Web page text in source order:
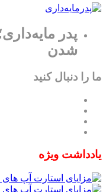
پدر
شدن
ما را دنبال کنید
یادداشت ویژه